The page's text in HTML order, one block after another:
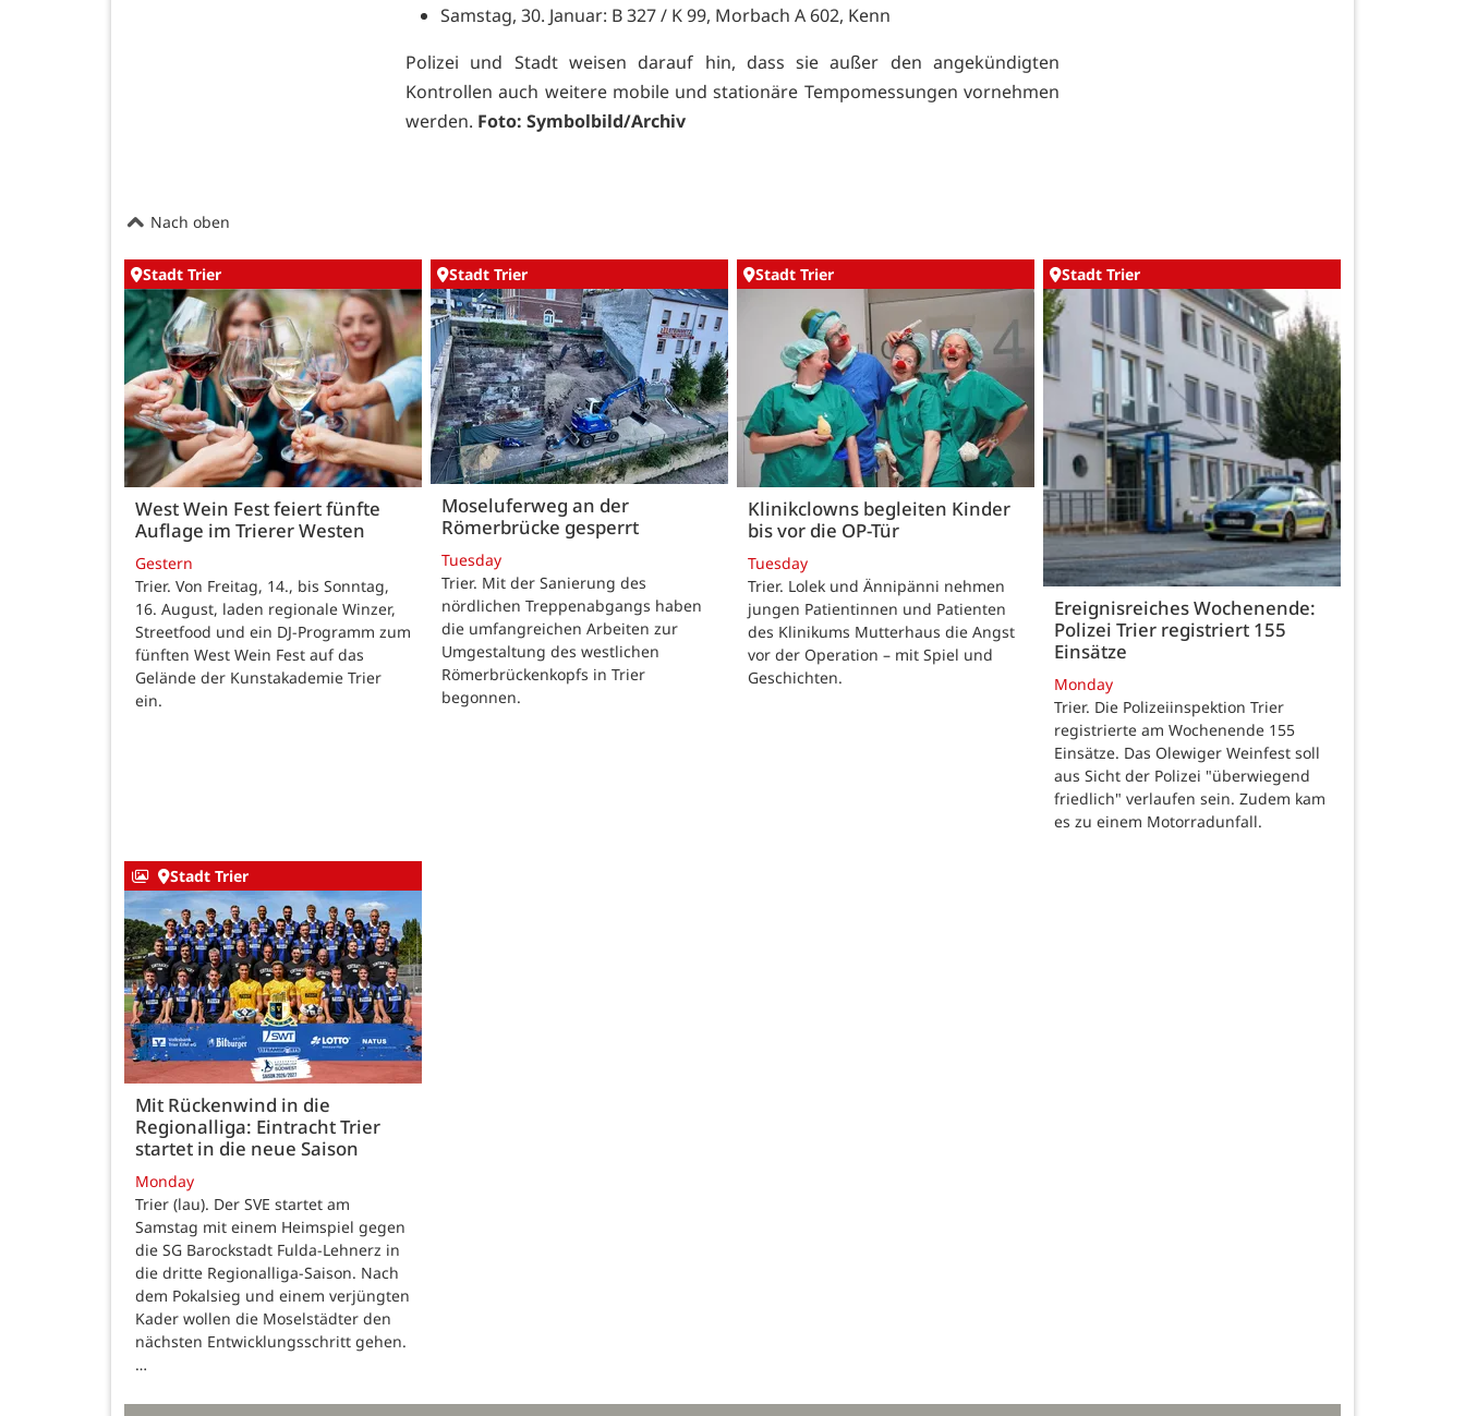
Samstag, 30. Januar: B 327 / K 99, Morbach A 602, Kenn
Polizei und Stadt weisen darauf hin, dass sie außer den angekündigten
Kontrollen auch weitere mobile und stationäre Tempomessungen vornehmen
werden. Foto: Symbolbild/Archiv
Nach oben
Stadt Trier
West Wein Fest feiert fünfte
Auflage im Trierer Westen
Gestern
Trier. Von Freitag, 14., bis Sonntag,
16. August, laden regionale Winzer,
Streetfood und ein DJ-Programm zum
fünften West Wein Fest auf das
Gelände der Kunstakademie Trier
ein.
Stadt Trier
Moseluferweg an der
Römerbrücke gesperrt
Tuesday
Trier. Mit der Sanierung des
nördlichen Treppenabgangs haben
die umfangreichen Arbeiten zur
Umgestaltung des westlichen
Römerbrückenkopfs in Trier
begonnen.
Stadt Trier
Klinikclowns begleiten Kinder
bis vor die OP-Tür
Tuesday
Trier. Lolek und Ännipänni nehmen
jungen Patientinnen und Patienten
des Klinikums Mutterhaus die Angst
vor der Operation – mit Spiel und
Geschichten.
Stadt Trier
Ereignisreiches Wochenende:
Polizei Trier registriert 155
Einsätze
Monday
Trier. Die Polizeiinspektion Trier
registrierte am Wochenende 155
Einsätze. Das Olewiger Weinfest soll
aus Sicht der Polizei "überwiegend
friedlich" verlaufen sein. Zudem kam
es zu einem Motorradunfall.
Stadt Trier
Mit Rückenwind in die
Regionalliga: Eintracht Trier
startet in die neue Saison
Monday
Trier (lau). Der SVE startet am
Samstag mit einem Heimspiel gegen
die SG Barockstadt Fulda-Lehnerz in
die dritte Regionalliga-Saison. Nach
dem Pokalsieg und einem verjüngten
Kader wollen die Moselstädter den
nächsten Entwicklungsschritt gehen.
…